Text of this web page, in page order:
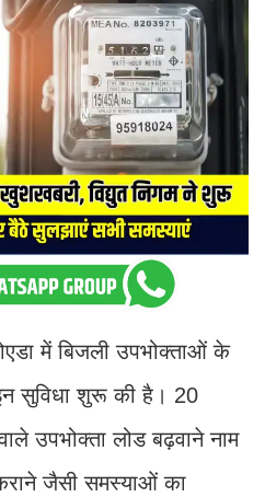
में बिजली उपभोक्ताओं के
सुविधा शुरू की है। 20
उपभोक्ता लोड बढ़वाने नाम
जैसी समस्याओं का